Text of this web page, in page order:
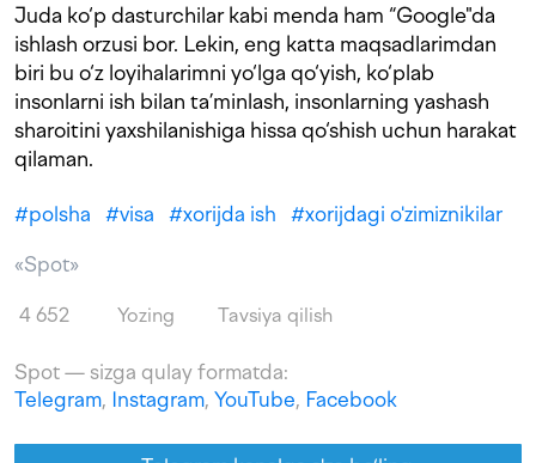
Juda ko‘p dasturchilar kabi menda ham “Google"da
ishlash orzusi bor. Lekin, eng katta maqsadlarimdan
biri bu o‘z loyihalarimni yo‘lga qo‘yish, ko‘plab
insonlarni ish bilan ta’minlash, insonlarning yashash
sharoitini yaxshilanishiga hissa qo‘shish uchun harakat
qilaman.
#polsha #visa #xorijda ish #xorijdagi o'zimiznikilar
«Spot»
4 652 Yozing Tavsiya qilish
Spot — sizga qulay formatda:
Telegram, Instagram, YouTube, Facebook